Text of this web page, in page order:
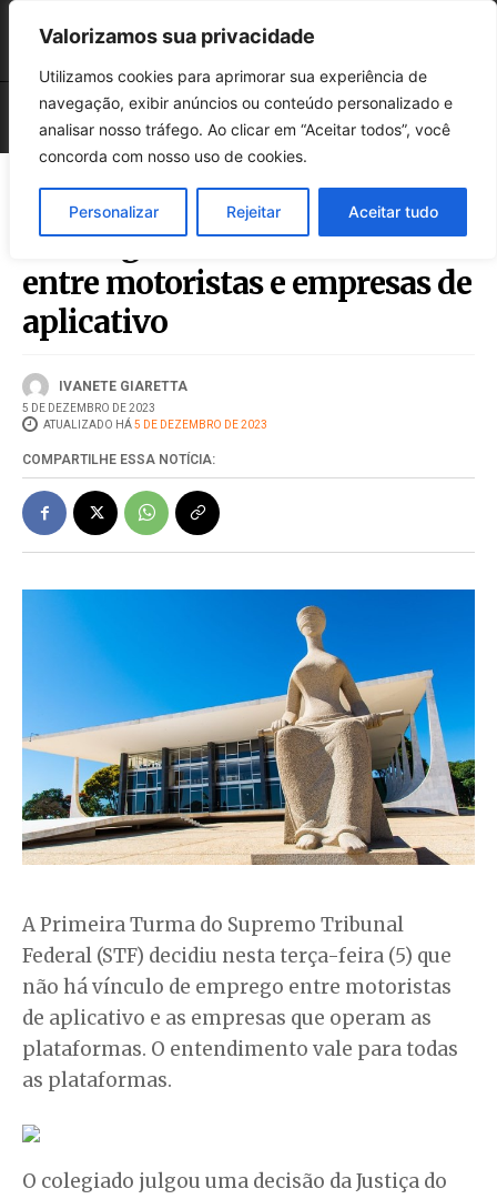
Valorizamos sua privacidade
Utilizamos cookies para aprimorar sua experiência de
navegação, exibir anúncios ou conteúdo personalizado e
analisar nosso tráfego. Ao clicar em “Aceitar todos”, você
concorda com nosso uso de cookies.
Personalizar Rejeitar Aceitar tudo
STF nega vínculo trabalhista
entre motoristas e empresas de
aplicativo
IVANETE GIARETTA
5 DE DEZEMBRO DE 2023
ATUALIZADO HÁ5 DE DEZEMBRO DE 2023
COMPARTILHE ESSA NOTÍCIA:
A Primeira Turma do Supremo Tribunal
Federal (STF) decidiu nesta terça-feira (5) que
não há vínculo de emprego entre motoristas
de aplicativo e as empresas que operam as
plataformas. O entendimento vale para todas
as plataformas.
O colegiado julgou uma decisão da Justiça do